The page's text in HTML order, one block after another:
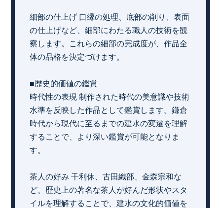
細部の仕上げ 口縁の処理、底部の削り、表面
の仕上げなど、細部にわたる職人の技術を観
察します。これらの細部の完成度が、作品全
体の品格を決定づけます。
■歴史的価値の鑑賞
時代性の表現 制作された時代の美意識や技術
水準を反映した作品として鑑賞します。鎌倉
時代から現代に至るまでの建水の変遷を理解
することで、より深い鑑賞が可能となりま
す。
茶人の好み 千利休、古田織部、金森宗和な
ど、歴史上の著名な茶人が好んだ形状やスタ
イルを理解することで、建水の文化的価値を